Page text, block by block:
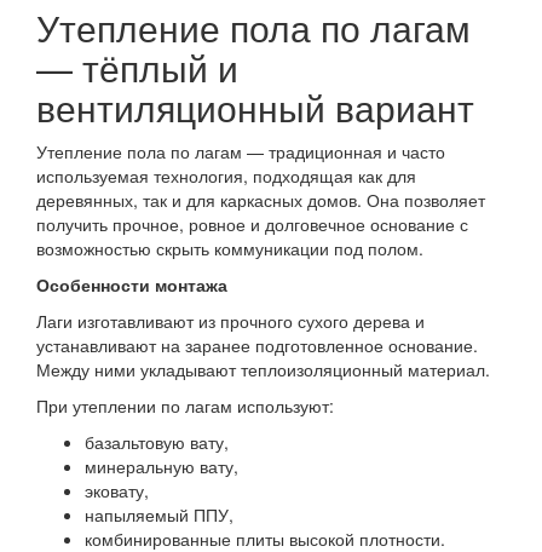
Утепление пола по лагам
— тёплый и
вентиляционный вариант
Утепление пола по лагам — традиционная и часто
используемая технология, подходящая как для
деревянных, так и для каркасных домов. Она позволяет
получить прочное, ровное и долговечное основание с
возможностью скрыть коммуникации под полом.
Особенности монтажа
Лаги изготавливают из прочного сухого дерева и
устанавливают на заранее подготовленное основание.
Между ними укладывают теплоизоляционный материал.
При утеплении по лагам используют:
базальтовую вату,
минеральную вату,
эковату,
напыляемый ППУ,
комбинированные плиты высокой плотности.